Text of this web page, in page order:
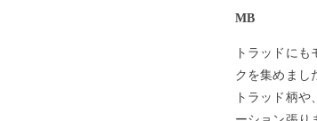
MB
トラッドに
クを集めまし
トラッド柄